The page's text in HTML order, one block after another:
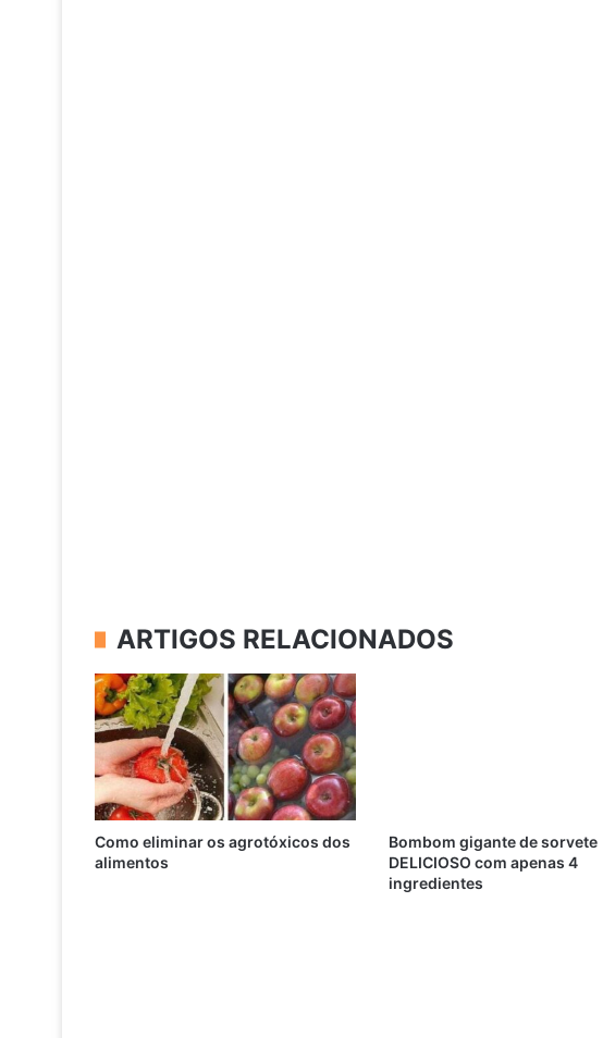
ARTIGOS RELACIONADOS
Como eliminar os agrotóxicos dos
alimentos
Bombom gigante de sorvete
DELICIOSO com apenas 4
ingredientes